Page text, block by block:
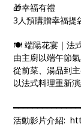
🎁幸福有禮
3人預購贈幸福提
🍽 端陽花宴｜法
由主廚以端午節
從前菜、湯品到主
以法式料理重新演
活動影片介紹: